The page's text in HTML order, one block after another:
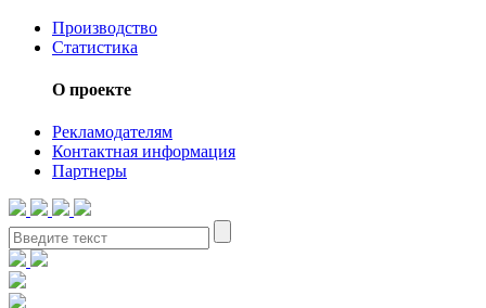
Производство
Статистика
О проекте
Рекламодателям
Контактная информация
Партнеры